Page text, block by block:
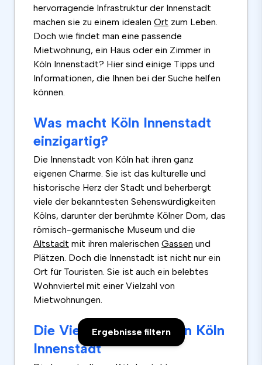
Ergebnisse filtern
hervorragende Infrastruktur der Innenstadt
machen sie zu einem idealen Ort zum Leben.
Doch wie findet man eine passende
Mietwohnung, ein Haus oder ein Zimmer in
Köln Innenstadt? Hier sind einige Tipps und
Informationen, die Ihnen bei der Suche helfen
können.
Was macht Köln Innenstadt
einzigartig?
Die Innenstadt von Köln hat ihren ganz
eigenen Charme. Sie ist das kulturelle und
historische Herz der Stadt und beherbergt
viele der bekanntesten Sehenswürdigkeiten
Kölns, darunter der berühmte Kölner Dom, das
römisch-germanische Museum und die
Altstadt mit ihren malerischen Gassen und
Plätzen. Doch die Innenstadt ist nicht nur ein
Ort für Touristen. Sie ist auch ein belebtes
Wohnviertel mit einer Vielzahl von
Mietwohnungen.
Die Vielfalt der Viertel in Köln
Innenstadt